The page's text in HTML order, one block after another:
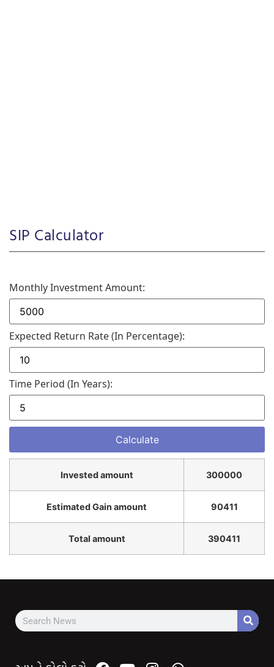
SIP Calculator
Monthly Investment Amount:
Expected Return Rate (in Percentage):
Time Period (in Years):
Invested amount 300000
Estimated Gain amount 90411
Total amount 390411